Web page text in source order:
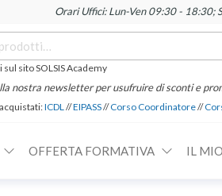
Orari Uffici: Lun-Ven 09:30 - 18:30;
sito SOLSIS Academy
nostra newsletter per usufruire di sconti e
ICDL//EIPASS//Corso Coordinatore//
OFFERTA FORMATIVA IL